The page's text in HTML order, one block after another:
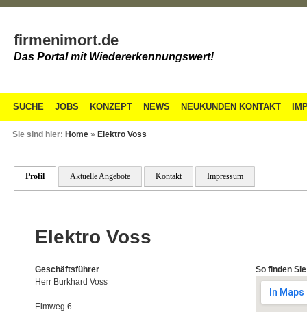
firmenimort.de
Das Portal mit Wiedererkennungswert!
SUCHE JOBS KONZEPT NEWS NEUKUNDEN KONTAKT
Sie sind hier: Home » Elektro Voss
Profil Aktuelle Angebote Kontakt Impressum
Elektro Voss
Geschäftsführer
Herr Burkhard Voss
Elmweg 6
So finden